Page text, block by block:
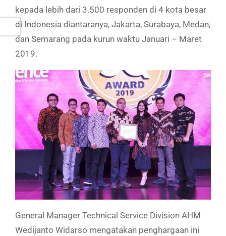
kepada lebih dari 3.500 responden di 4 kota besar
di Indonesia diantaranya, Jakarta, Surabaya, Medan,
dan Semarang pada kurun waktu Januari – Maret
2019.
General Manager Technical Service Division AHM
Wedijanto Widarso mengatakan penghargaan ini